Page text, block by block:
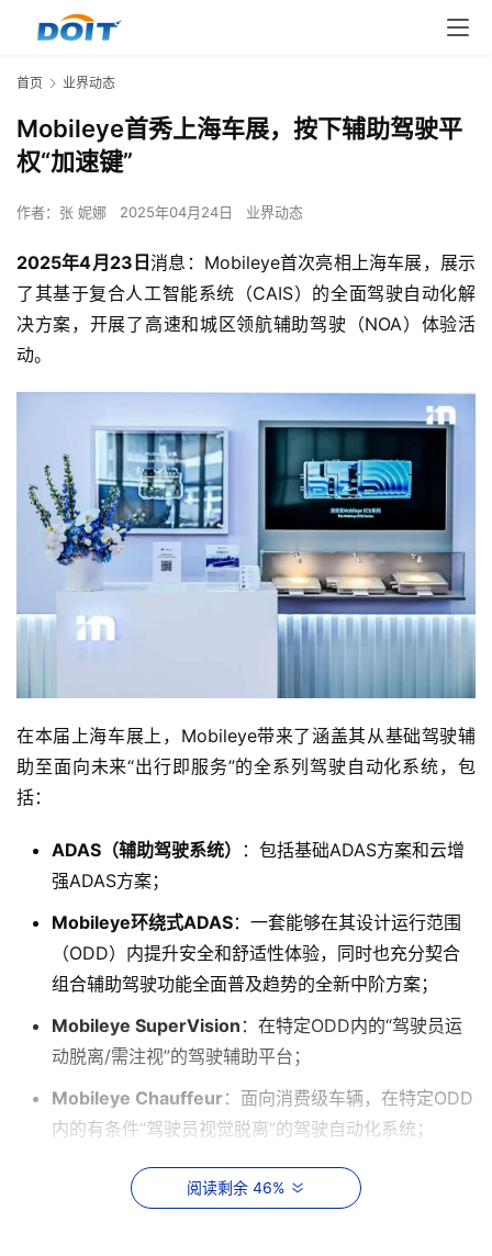
首页 业界动态
Mobileye首秀上海车展，按下辅助驾驶平
权“加速键”
作者： 张 妮娜 2025年04月24日 业界动态
2025年4月 23 日消息：Mobileye首次亮相上海车展，展示
了其基于复合人工智能系统（CAIS）的全面驾驶自动化解
决方案，开展了高速和城区领航辅助驾驶（NOA）体验活
动。
在本届上海车展上，Mobileye带来了涵盖其从基础驾驶辅
助至面向未来“出行即服务”的全系列驾驶自动化系统，包
括：
ADAS （辅助驾驶系统）
：包括基础ADAS方案和云增
强ADAS方案；
Mobileye环绕式ADAS：一套能够在其设计运行范围
（ODD）内提升安全和舒适性体验，同时也充分契合
组合辅助驾驶功能全面普及趋势的全新中阶方案；
Mobileye SuperVision ：在特定ODD内的“驾驶员运
动脱离/需注视”的驾驶辅助平台；
Mobileye Chauffeur ：面向消费级车辆，在特定ODD
内的有条件“驾驶员视觉脱离”的驾驶自动化系统；
Mobileye Drive：应用于未来“出行即服务”的驾驶自动
阅读剩余 46%